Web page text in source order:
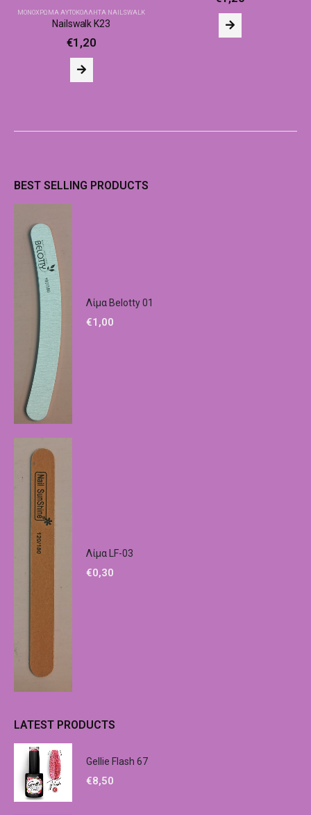
ΜΟΝΌΧΡΩΜΑ ΑΥΤΟΚΌΛΛΗΤΑ NAILSWALK
Nailswalk Κ23
€1,20
BEST SELLING PRODUCTS
Λίμα Belotty 01
€1,00
Λίμα LF-03
€0,30
LATEST PRODUCTS
Gellie Flash 67
€8,50